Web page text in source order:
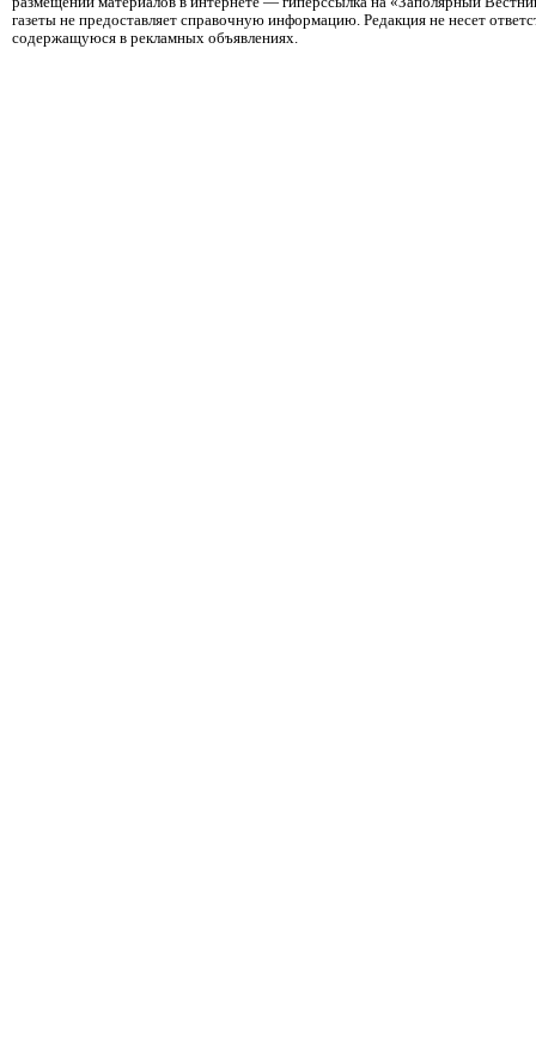
газеты не предоставляет справочную информацию. Редакция не несет
содержащуюся в рекламных объявлениях.